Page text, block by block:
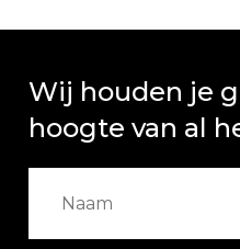
Wij houden je
hoogte van al